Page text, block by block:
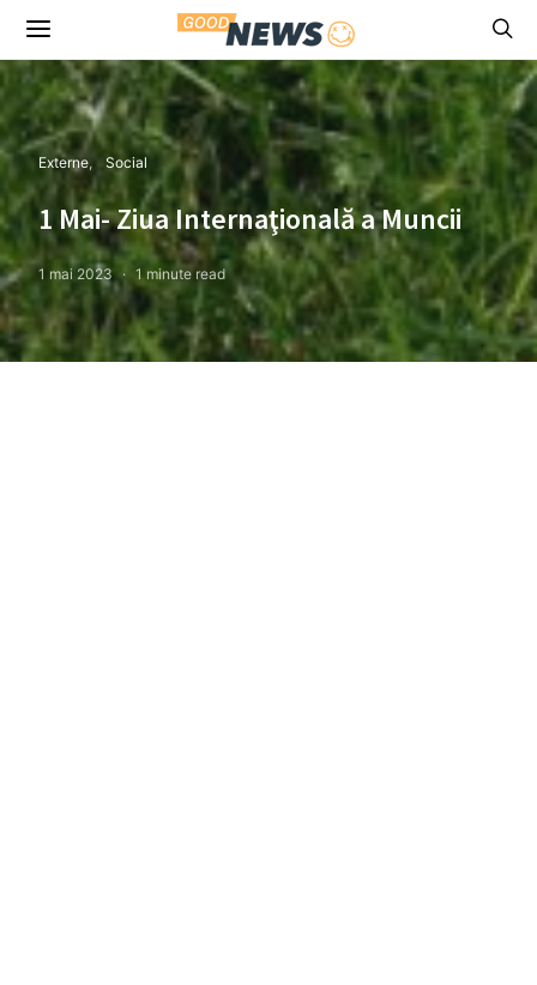
Externe Social
1 Mai- Ziua Internaţională a Muncii
1 mai 2023 1 minute read